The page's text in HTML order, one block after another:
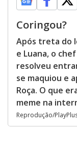
Coringou?
Após treta do
e Luana, o
resolveu
se maquiou e
Roça. O que
meme na
Reprodução/